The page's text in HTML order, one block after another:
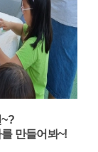
~?
만들어봐~!